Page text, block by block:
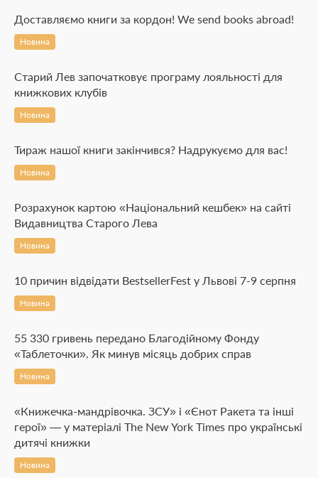
Доставляємо книги за кордон! We send books abroad!
Новина
Старий Лев започатковує програму лояльності для
книжкових клубів
Новина
Тираж нашої книги закінчився? Надрукуємо для вас!
Новина
Розрахунок картою «Національний кешбек» на сайті
Видавництва Старого Лева
Новина
10 причин відвідати BestsellerFest у Львові 7-9 серпня
Новина
55 330 гривень передано Благодійному Фонду
«Таблеточки». Як минув місяць добрих справ
Новина
«Книжечка-мандрівочка. ЗСУ» і «Єнот Ракета та інші
герої» — у матеріалі The New York Times про українські
дитячі книжки
Новина